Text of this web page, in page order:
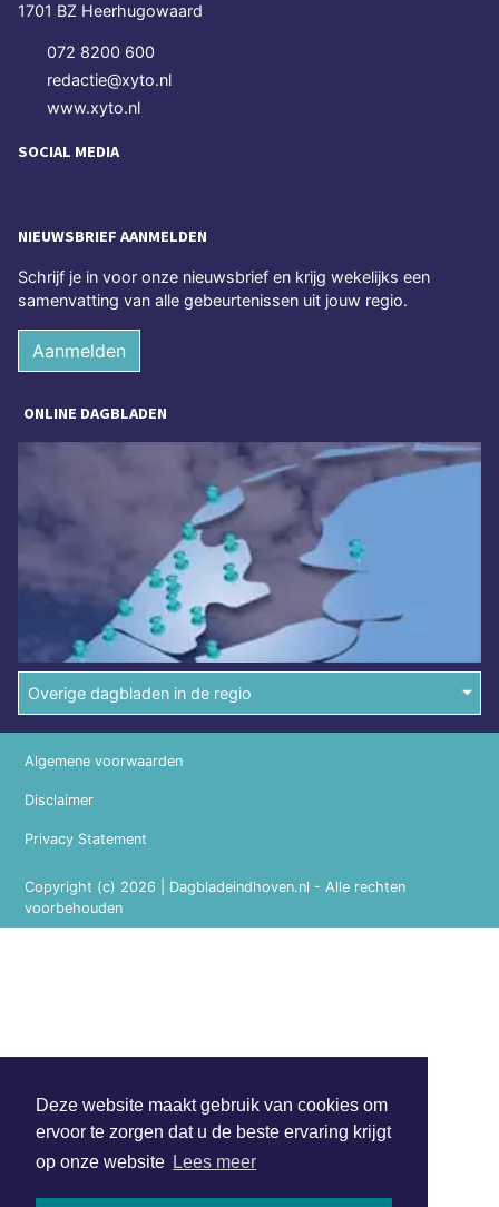
Deze website maakt gebruik van cookies om
ervoor te zorgen dat u de beste ervaring krijgt
op onze website Lees meer
1701 BZ Heerhugowaard
072 8200 600
redactie@xyto.nl
www.xyto.nl
SOCIAL MEDIA
NIEUWSBRIEF AANMELDEN
Schrijf je in voor onze nieuwsbrief en krijg wekelijks een
samenvatting van alle gebeurtenissen uit jouw regio.
Aanmelden
ONLINE DAGBLADEN
Overige dagbladen in de regio
Copyright (c) 2026 | Dagbladeindhoven.nl - Alle rechten
voorbehouden
Algemene voorwaarden
Disclaimer
Privacy Statement